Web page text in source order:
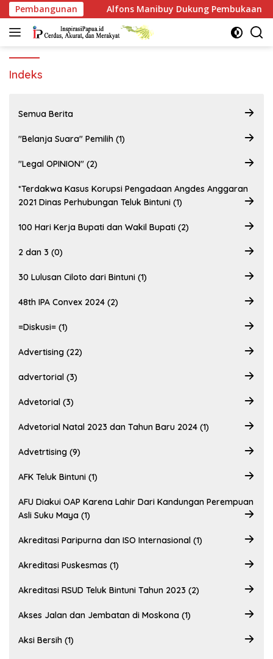
Langsung
ke
konten
Pembangunan
Alfons Manibuy Dukung Pembukaan Akses Kawasan
Indeks
Semua Berita
"Belanja Suara" Pemilih (1)
"Legal OPINION" (2)
*Terdakwa Kasus Korupsi Pengadaan Angdes Anggaran
2021 Dinas Perhubungan Teluk Bintuni (1)
100 Hari Kerja Bupati dan Wakil Bupati (2)
2 dan 3 (0)
30 Lulusan Ciloto dari Bintuni (1)
48th IPA Convex 2024 (2)
=Diskusi= (1)
Advertising (22)
advertorial (3)
Advetorial (3)
Advetorial Natal 2023 dan Tahun Baru 2024 (1)
Advetrtising (9)
AFK Teluk Bintuni (1)
AFU Diakui OAP Karena Lahir Dari Kandungan Perempuan
Asli Suku Maya (1)
Akreditasi Paripurna dan ISO Internasional (1)
Akreditasi Puskesmas (1)
Akreditasi RSUD Teluk Bintuni Tahun 2023 (2)
Akses Jalan dan Jembatan di Moskona (1)
Aksi Bersih (1)